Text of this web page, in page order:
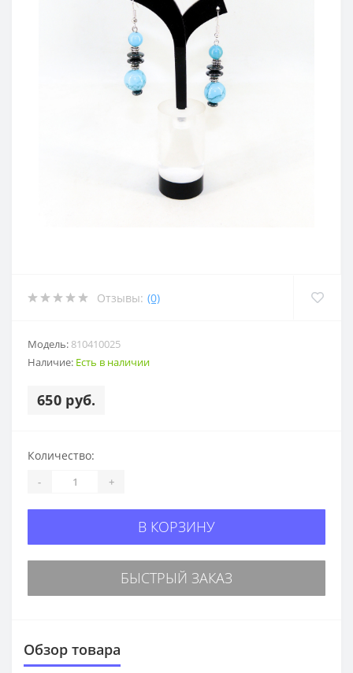
Отзывы: (0)
Модель: 810410025
Наличие: Есть в наличии
650 руб.
Количество:
- +
В КОРЗИНУ
БЫСТРЫЙ ЗАКАЗ
Обзор товара